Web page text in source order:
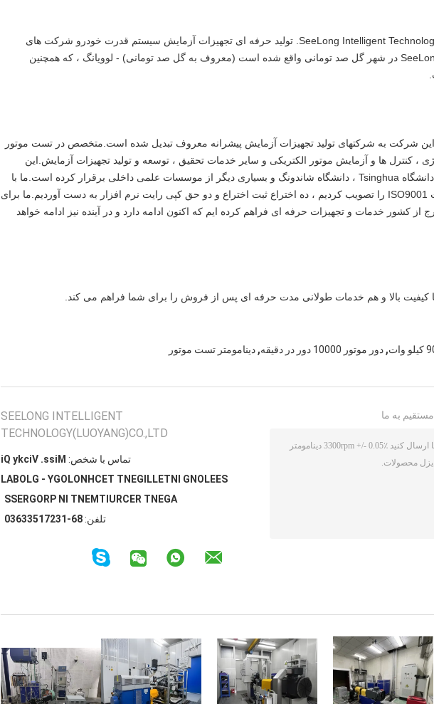
SeeLong Intelligent Technology (Luoyang Henan) Co.، LTD. تولید حرفه ای تجهیزات آزمایش سیستم قدرت خودرو شرکت های
خدمات فناوری پیشرفته است.SeeLong در شهر گل صد تومانی واقع شده است (معروف به گل صد تومانی) - لوویانگ ، که همچنین
شرکت به شرکتهای تولید تجهیزات آزمایش پیشرانه معروف تبدیل شده است.متخصص در تست موتور
، کنترل ها و آزمایش موتور الکتریکی و سایر خدمات تحقیق ، توسعه و تولید تجهیزات آزمایش.این
شرکت همکاری طولانی مدت با دانشگاه Tsinghua ، دانشگاه شاندونگ و بسیاری دیگر از موسسات علمی داخلی برقرار کرده است.ما با
موفقیت گواهینامه سیستم کیفیت ISO9001 را تصویب کردیم ، ده اختراع ثبت اختراع و دو حق کپی رایت نرم افزار به دست آوردیم.ما برای
و خارج از کشور خدمات و تجهیزات حرفه ای فراهم کرده ایم که اکنون ادامه دارد و در آینده نیز ادامه خواهد
کیفیت بالا و هم خدمات طولانی مدت حرفه ای پس از فروش را برای شما فراهم می کند.
, دور موتور 10000 دور در دقیقه , دینامومتر تست موتور
SEELONG INTELLIGENT
TECHNOLOGY(LUOYANG)CO.,LTD
تماس با شخص: Miss. Vicky Qi
SEELONG INTELLIGENT TECHNOLOGY - GLOBAL
AGENT RECRUITMENT IN PROGRESS
تلفن: 86-13271533630
به ما